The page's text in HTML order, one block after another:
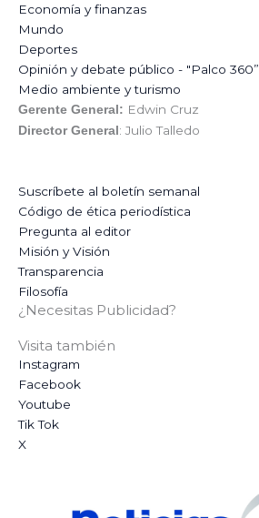
Economía y finanzas
Mundo
Deportes
Opinión y debate público - "Palco 360”
Medio ambiente y turismo
Gerente General: Edwin Cruz
Director General: Julio Talledo
Suscríbete al boletín semanal
Código de ética periodística
Pregunta al editor
Misión y Visión
Transparencia
Filosofía
¿Necesitas Publicidad?
Visita también
Instagram
Facebook
Youtube
Tik Tok
X